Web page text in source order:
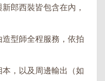
郎西裝皆包含在內，
型師全程服務，依拍
，以及周邊輸出（如